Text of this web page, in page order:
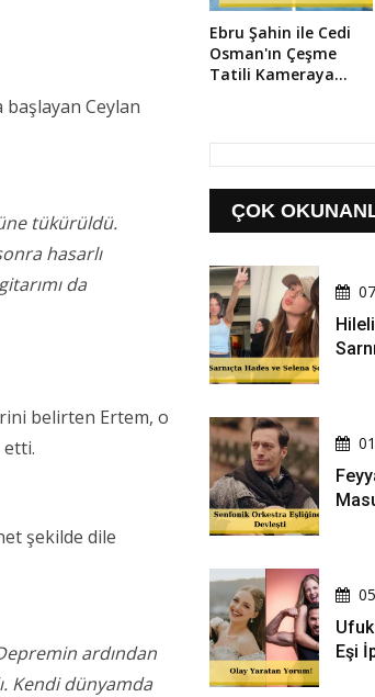
Ceylan
tükürüldü.
hasarlı
da
belirten Ertem, o
etti.
şekilde dile
ardından
Kendi dünyamda
Ebru Şahin ile Cedi
Osman'ın Çeşme
Tatili Kameraya
ÇOK
Eşi